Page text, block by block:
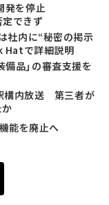
発を停止
定できず
社内に“秘密の掲示
で詳細説明
備品」の審査支援を
構内放送 第三者が
能を廃止へ